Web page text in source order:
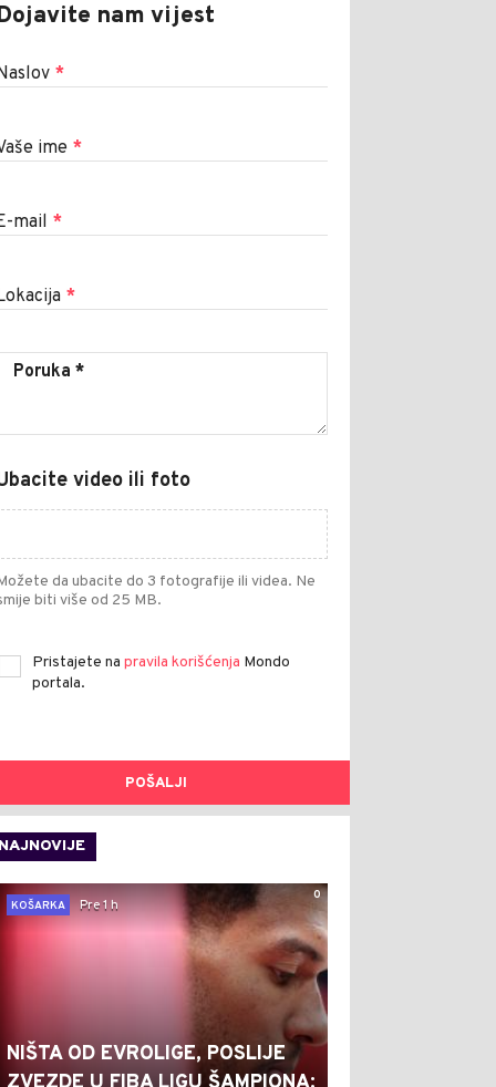
nam vijest
*
ime *
mail *
*
video ili foto
da ubacite do 3 fotografije ili videa. Ne
biti više od 25 MB.
Pristajete na pravila korišćenja Mondo
portala.
POŠALJI
NAJNOVIJE
0
KOŠARKA
Pre 1 h
NIŠTA OD EVROLIGE, POSLIJE